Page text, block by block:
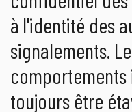
à l'identité des
signalements.
toujours être